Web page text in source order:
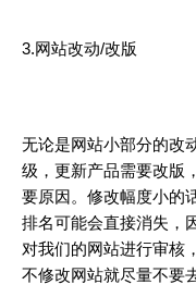
3.网站改动/改版
无论是网站小部分的改
级，更新产品需要改版
要原因。修改幅度小的
排名可能会直接消失，
对我们的网站进行审核
不修改网站就尽量不要